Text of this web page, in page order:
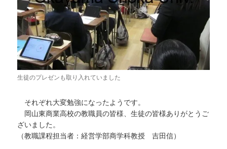
生徒のプレゼンも取り入れていました
それぞれ大変勉強になったようです。
岡山東商業高校の教職員の皆様、生徒の皆様ありがとうご
ざいました。
（教職課程担当者：経営学部商学科教授 吉田信）